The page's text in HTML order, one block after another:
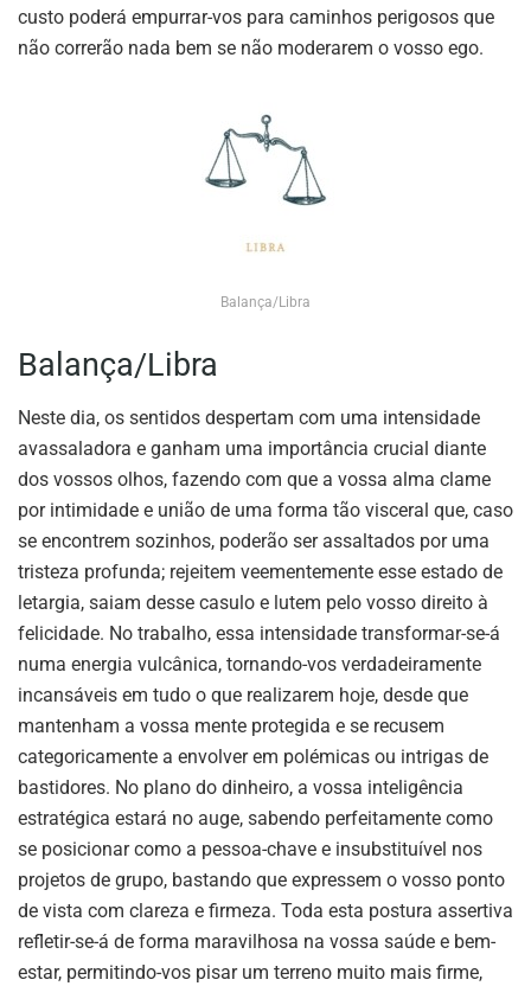
custo poderá empurrar-vos para caminhos perigosos que
não correrão nada bem se não moderarem o vosso ego.
Balança/Libra
Balança/Libra
Neste dia, os sentidos despertam com uma intensidade
avassaladora e ganham uma importância crucial diante
dos vossos olhos, fazendo com que a vossa alma clame
por intimidade e união de uma forma tão visceral que, caso
se encontrem sozinhos, poderão ser assaltados por uma
tristeza profunda; rejeitem veementemente esse estado de
letargia, saiam desse casulo e lutem pelo vosso direito à
felicidade. No trabalho, essa intensidade transformar-se-á
numa energia vulcânica, tornando-vos verdadeiramente
incansáveis em tudo o que realizarem hoje, desde que
mantenham a vossa mente protegida e se recusem
categoricamente a envolver em polémicas ou intrigas de
bastidores. No plano do dinheiro, a vossa inteligência
estratégica estará no auge, sabendo perfeitamente como
se posicionar como a pessoa-chave e insubstituível nos
projetos de grupo, bastando que expressem o vosso ponto
de vista com clareza e firmeza. Toda esta postura assertiva
refletir-se-á de forma maravilhosa na vossa saúde e bem-
estar, permitindo-vos pisar um terreno muito mais firme,